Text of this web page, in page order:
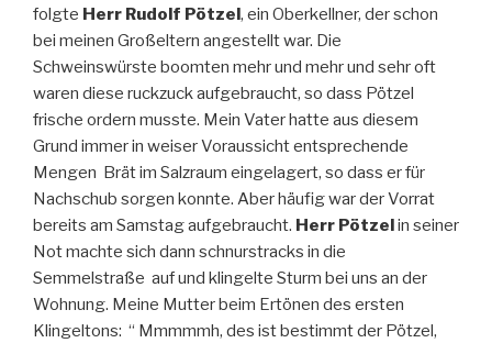
folgte Herr Rudolf Pötzel, ein Oberkellner, der schon
bei meinen Großeltern angestellt war. Die
Schweinswürste boomten mehr und mehr und sehr oft
waren diese ruckzuck aufgebraucht, so dass Pötzel
frische ordern musste. Mein Vater hatte aus diesem
Grund immer in weiser Voraussicht entsprechende
Mengen Brät im Salzraum eingelagert, so dass er für
Nachschub sorgen konnte. Aber häufig war der Vorrat
bereits am Samstag aufgebraucht. Herr Pötzelin seiner
Not machte sich dann schnurstracks in die
Semmelstraße auf und klingelte Sturm bei uns an der
Wohnung. Meine Mutter beim Ertönen des ersten
Klingeltons: “ Mmmmmh, des ist bestimmt der Pötzel,